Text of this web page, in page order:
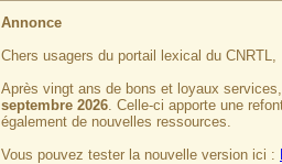
Annonce
Chers usagers du portail lexical du CNRTL,
Après vingt ans de bons et loyaux
septembre 2026. Celle-ci apporte une
également de nouvelles ressources.
Vous pouvez tester la nouvelle version ici :